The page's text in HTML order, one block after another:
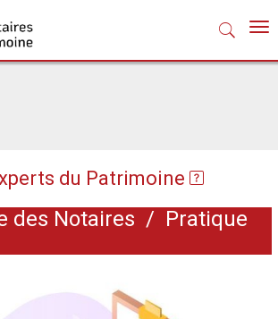
du Patrimoine
des Notaires / Pratique